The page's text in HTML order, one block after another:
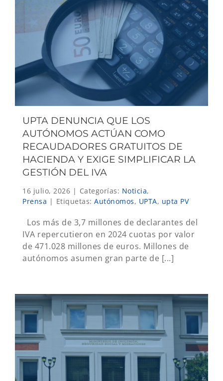
UPTA DENUNCIA QUE LOS
AUTÓNOMOS ACTÚAN COMO
RECAUDADORES GRATUITOS DE
HACIENDA Y EXIGE SIMPLIFICAR LA
GESTIÓN DEL IVA
16 julio, 2026 | Categorías: Noticia,
Prensa | Etiquetas: Autónomos, UPTA, upta PV
Los más de 3,7 millones de declarantes del
IVA repercutieron en 2024 cuotas por valor
de 471.028 millones de euros. Millones de
autónomos asumen gran parte de [...]